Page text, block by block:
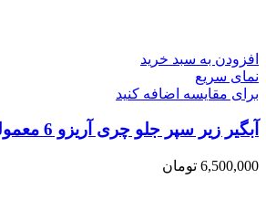
افزودن به سبد خرید
نمای سریع
برای مقایسه اضافه کنید
آبگیر زیر سپر جلو چری آریزو 6 معمولی ARRIZO 6
6,500,000 تومان